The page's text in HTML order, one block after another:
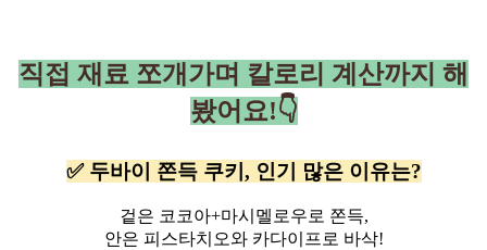
직접 재료 쪼개가며 칼로리 계산까지 해
봤어요!👇
✅ 두바이 쫀득 쿠키, 인기 많은 이유는?
겉은 코코아+마시멜로우로 쫀득,
안은 피스타치오와 카다이프로 바삭!